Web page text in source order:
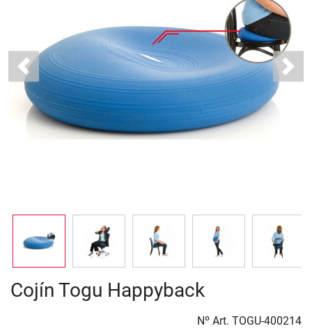
Previous Next
Cojín Togu Happyback
Nº Art. TOGU-400214